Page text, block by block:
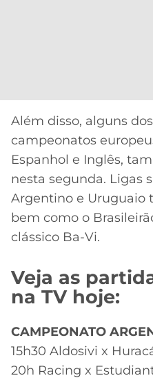
Além disso, alguns
campeonatos
Espanhol e Inglês,
nesta segunda. Ligas
Argentino e Uruguaio
bem como o
clássico Ba-Vi.
Veja as
na TV hoje:
CAMPEONATO
15h30 Aldosivi x
20h Racing x